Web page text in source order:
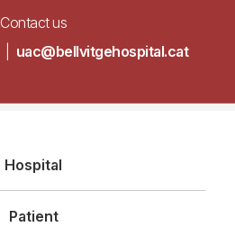
Contact us
uac@bellvitgehospital.cat
Hospital
Patient